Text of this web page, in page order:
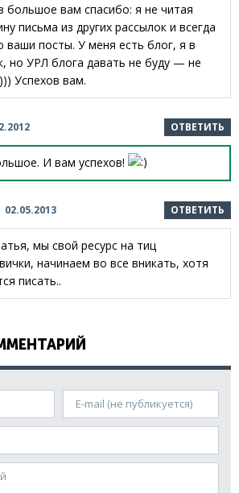
вам спасибо: я не читая
письма из других рассылок и всегда
ваши посты. У меня есть блог, я в
но УРЛ блога давать не буду — не
Успехов вам.
ОТВЕТИТЬ
И вам успехов!
02.05.2013 ОТВЕТИТЬ
мы свой ресурс на тиц
начинаем во все вникать, хотя
писать..
E-mail (не публикуется)